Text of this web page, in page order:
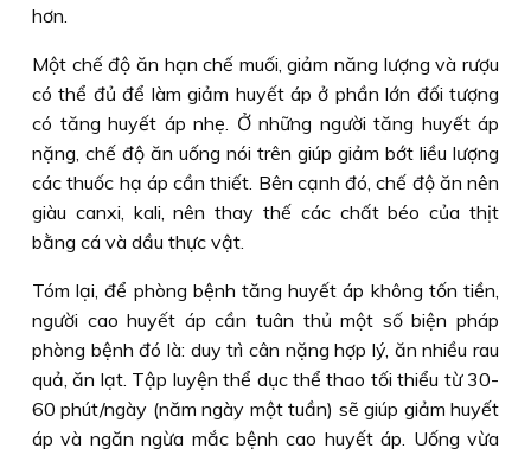
hơn.
Một chế độ ăn hạn chế muối, giảm năng lượng và rượu
có thể đủ để làm giảm huyết áp ở phần lớn đối tượng
có tăng huyết áp nhẹ. Ở những người tăng huyết áp
nặng, chế độ ăn uống nói trên giúp giảm bớt liều lượng
các thuốc hạ áp cần thiết. Bên cạnh đó, chế độ ăn nên
giàu canxi, kali, nên thay thế các chất béo của thịt
bằng cá và dầu thực vật.
Tóm lại, để phòng bệnh tăng huyết áp không tốn tiền,
người cao huyết áp cần tuân thủ một số biện pháp
phòng bệnh đó là: duy trì cân nặng hợp lý, ăn nhiều rau
quả, ăn lạt. Tập luyện thể dục thể thao tối thiểu từ 30-
60 phút/ngày (năm ngày một tuần) sẽ giúp giảm huyết
áp và ngăn ngừa mắc bệnh cao huyết áp. Uống vừa